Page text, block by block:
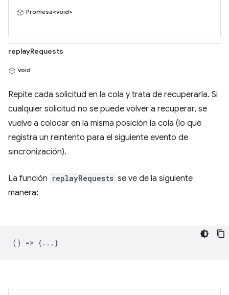
Promesa<void>
replayRequests
void
Repite cada solicitud en la cola y trata de recuperarla. Si
cualquier solicitud no se puede volver a recuperar, se
vuelve a colocar en la misma posición la cola (lo que
registra un reintento para el siguiente evento de
sincronización).
La función replayRequests se ve de la siguiente
manera:
() => {...}